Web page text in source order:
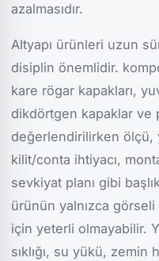
azalmasıdır.
Altyapı ürünleri uzun
disiplin önemlidir.
kare rögar kapakları,
dikdörtgen kapaklar ve
değerlendirilirken ölçü,
kilit/conta ihtiyacı,
sevkiyat planı gibi
ürünün yalnızca
için yeterli olmayabilir.
sıklığı, su yükü, zemin